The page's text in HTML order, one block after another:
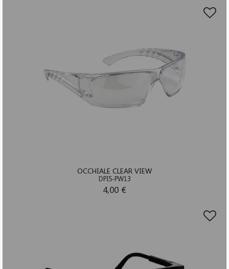
OCCHIALE CLEAR VIEW
DPI5-PW13
4,00 €